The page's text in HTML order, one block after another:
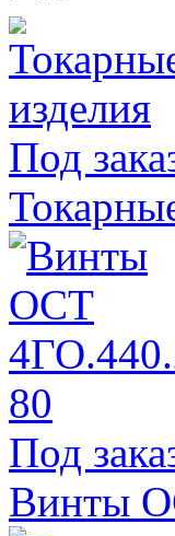
Под
Под
Винты